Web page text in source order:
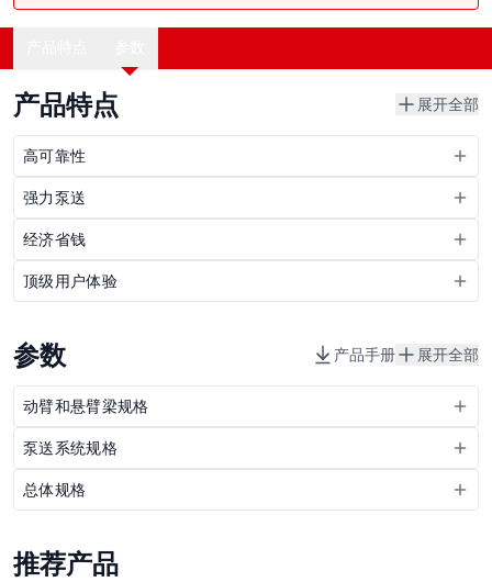
产品特点 展开全部
高可靠性
强力泵送
经济省钱
顶级用户体验
参数 产品手册 展开全部
动臂和悬臂梁规格
泵送系统规格
总体规格
推荐产品